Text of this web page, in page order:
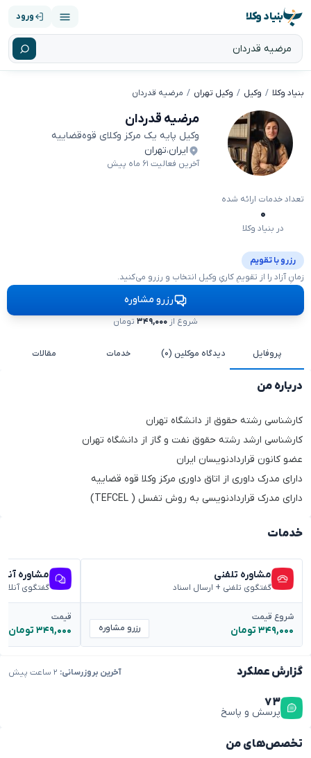
بنیاد وکلا ورود
بنیاد وکلا وکیل وکیل تهران مرضیه قدردان
مرضیه قدردان
وکیل پایه یک مرکز وکلای قوه‌قضاییه
ایران،تهران
آخرین فعالیت ۶۱ ماه پیش
تعداد خدمات ارائه شده
۰
در بنیاد وکلا
رزرو با تقویم
زمانِ آزاد را از تقویمِ کاریِ وکیل انتخاب و رزرو می‌کنید.
رزرو مشاوره
شروع از ۳۴۹,۰۰۰تومان
پروفایل دیدگاه موکلین (۰) خدمات مقالات
درباره من
کارشناسی رشته حقوق از دانشگاه تهران
کارشناسی ارشد رشته حقوق نفت و گاز از دانشگاه تهران
عضو کانون قراردادنویسان ایران
دارای مدرک داوری از اتاق داوری مرکز وکلا قوه قضاییه
دارای مدرک قراردادنویسی به روش تفسل ( TEFCEL)
گزارش عملکرد آخرین بروزرسانی:
۷۳
پرسش و پاسخ
تخصص‌های من
خدمات
مشاوره تلفنی
گفتگوی تلفنی + ارسال اسناد
شروع قیمت
۳۴۹,۰۰۰ تومان رزرو مشاوره
مشاوره
گفتگوی
قیمت
۳۴۹,۰۰۰ تومان